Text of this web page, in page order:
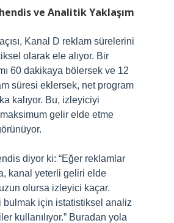
ve Analitik Yaklaşım
Kanal D reklam sürelerini
olarak ele alıyor. Bir
60 dakikaya bölersek ve 12
süresi eklersek, net program
kalıyor. Bu, izleyiciyi
gelir elde etme
diyor ki: “Eğer reklamlar
kanal yeterli geliri elde
olursa izleyici kaçar.
bulmak için istatistiksel analiz
kullanılıyor.” Buradan yola